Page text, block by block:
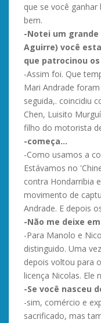
que se você
bem.
-Notei um
Aguirre) você
que patrocinou
-Assim foi. Que
Mari Andrade
seguida,. coincidiu
Chen, Luisito
filho do motorista
-começa…
-Como usamos a
Estávamos no
contra Hondarribia
movimento de
Andrade. E depois
-Não me deixe
-Para Manolo e
distinguido. Uma
depois voltou para
licença Nicolas. Ele
-Se você nasceu
-sim, comércio e
sacrificado, mas